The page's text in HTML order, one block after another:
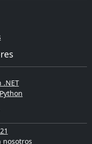
.NET
nosotros